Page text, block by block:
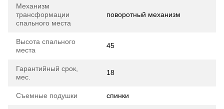
Механизм
трансформации
спального места
поворотный механизм
Высота спального
места
45
Гарантийный срок,
мес.
18
Съемные подушки спинки